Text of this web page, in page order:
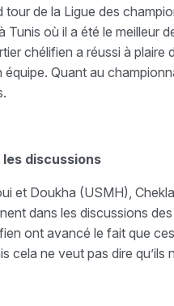
de la Ligue des
où il a été le meilleur
chélifien a réussi à plaire
Quant au
discussions
et Doukha (USMH),
dans les discussions
ont avancé le fait que
ne veut pas dire qu’ils